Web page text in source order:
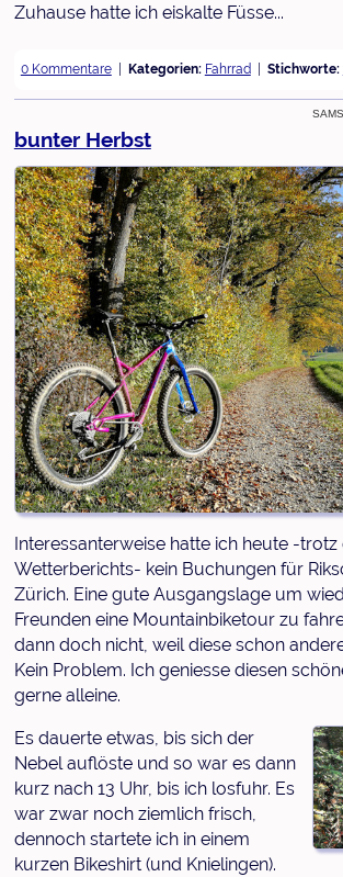
Zuhause hatte ich eiskalte Füsse...
0 Kommentare Kategorien: Fahrrad Stichworte:
bunter Herbst
Interessanterweise hatte ich heute -
Wetterberichts- kein Buchungen für
Zürich. Eine gute Ausgangslage um
Freunden eine Mountainbiketour zu
dann doch nicht, weil diese schon
Kein Problem. Ich geniesse diesen
gerne alleine.
Es dauerte etwas, bis sich der
Nebel auflöste und so war es dann
kurz nach 13 Uhr, bis ich losfuhr. Es
war zwar noch ziemlich frisch,
dennoch startete ich in einem
kurzen Bikeshirt (und Knielingen).